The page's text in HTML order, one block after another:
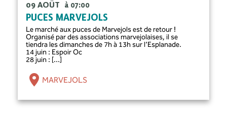
09 AOÛT à 07:00
PUCES MARVEJOLS
Le marché aux puces de Marvejols est de retour !
Organisé par des associations marvejolaises, il se
tiendra les dimanches de 7h à 13h sur l’Esplanade.
14 juin : Espoir Oc
28 juin : [...]
MARVEJOLS